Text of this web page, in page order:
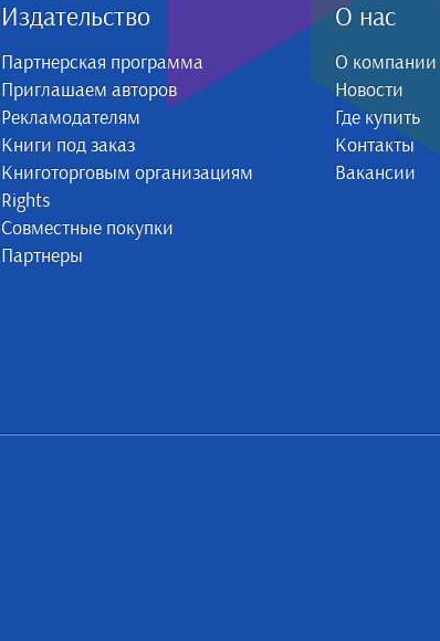
Издательство
Партнерская программа
Приглашаем авторов
Рекламодателям
Книги под заказ
Книготорговым организациям
Rights
Совместные покупки
Партнеры
О нас
О компании
Новости
Где купить
Контакты
Вакансии